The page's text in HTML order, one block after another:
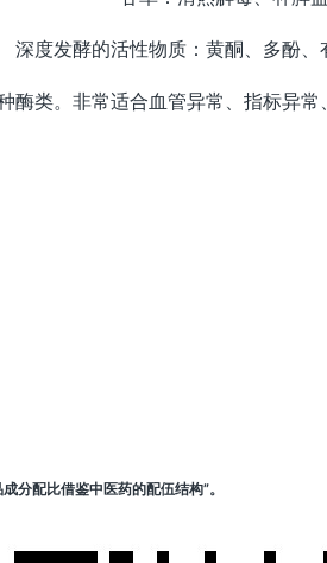
深度发酵的活性物质：黄酮、多酚、
酶类。非常适合血管异常、指标异常
分配比借鉴中医药的配伍结构”。